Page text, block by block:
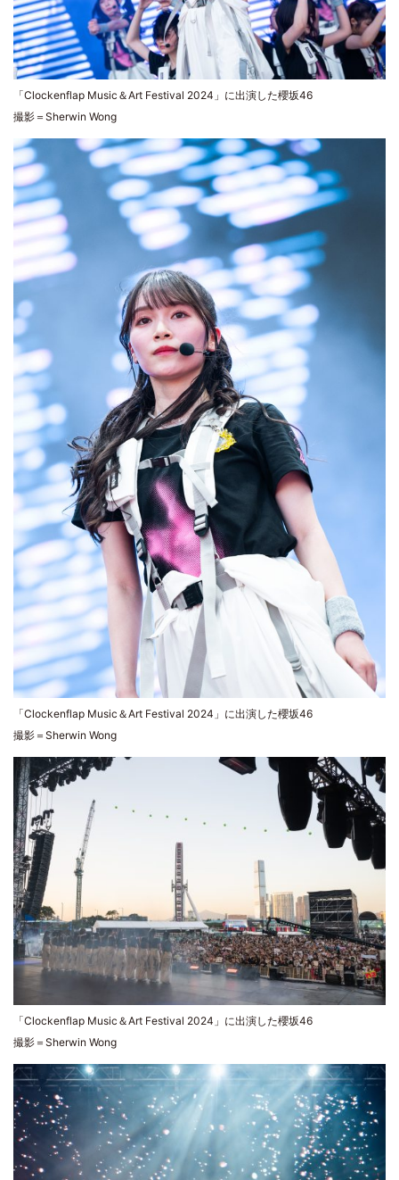
「Clockenflap Music＆Art Festival 2024」に出演した櫻坂46
撮影＝Sherwin Wong
「Clockenflap Music＆Art Festival 2024」に出演した櫻坂46
撮影＝Sherwin Wong
「Clockenflap Music＆Art Festival 2024」に出演した櫻坂46
撮影＝Sherwin Wong